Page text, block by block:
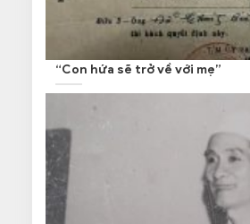
“Con hứa sẽ trở về với mẹ”